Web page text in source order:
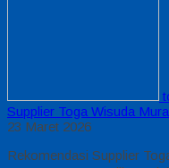
Supplier Toga Wisuda
23 Maret 2026
Rekomendasi Supplier